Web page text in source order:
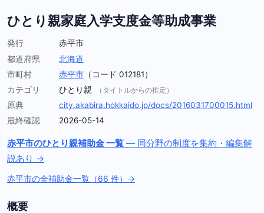
ひとり親家庭入学支度金等助成事業
発行
赤平市
都道府県
北海道
市町村
赤平市 （コード 012181）
カテゴリ
ひとり親 （タイトルからの推定）
原典
city.akabira.hokkaido.jp/docs/2016031700015.html
最終確認
2026-05-14
赤平市のひとり親補助金 一覧 — 同分野の制度を集約・編集解
説あり →
赤平市の全補助金一覧（66 件）→
概要